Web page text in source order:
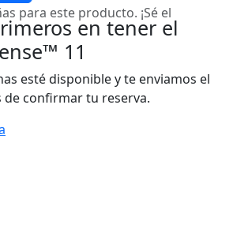
para este producto. ¡Sé el
en tener el
11
esté disponible y te enviamos el
de confirmar tu reserva.